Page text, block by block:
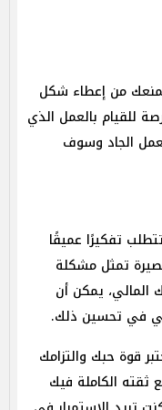
من إعطاء شكل
للقيام بالعمل الذي
الجاد وسوف
تفكيرًا عميقًا
تمثل مشكلة
يمكن أن
في تحسين ذلك.
قوة حبك والتزامك
الكاملة فيك